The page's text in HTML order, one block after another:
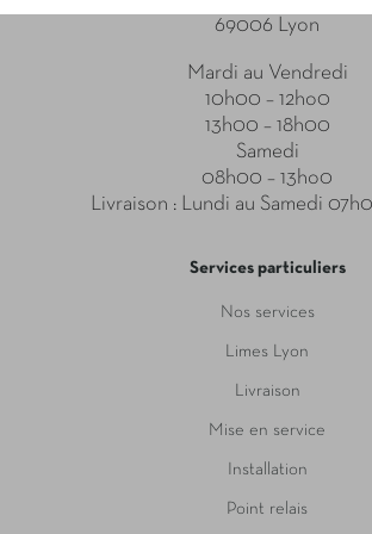
69006 Lyon
Mardi au Vendredi
10h00 – 12ho0
13h00 – 18h00
Samedi
08h00 – 13ho0
Livraison : Lundi au Samedi
Services particuliers
Nos services
Limes Lyon
Livraison
Mise en service
Installation
Point relais